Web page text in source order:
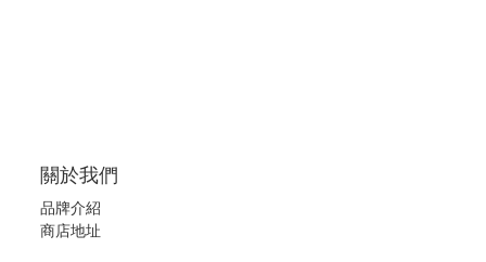
關於我們
品牌介紹
商店地址